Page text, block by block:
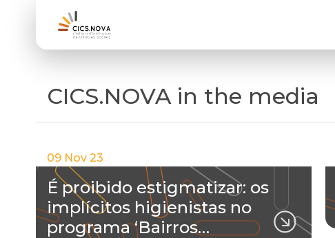
CICS.NOVA in the media
09 Nov 23
É proibido estigmatizar: os
implícitos higienistas no
programa ‘Bairros…